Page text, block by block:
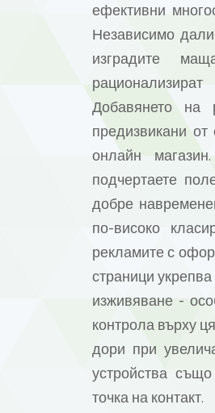
ефективни
Независимо
изградите
Добавянето на
предизвикани
онлайн
подчертаете
добре
по-високо
рекламите с
страници
изживяване -
контрола върху
дори при
устройства
точка на контакт.